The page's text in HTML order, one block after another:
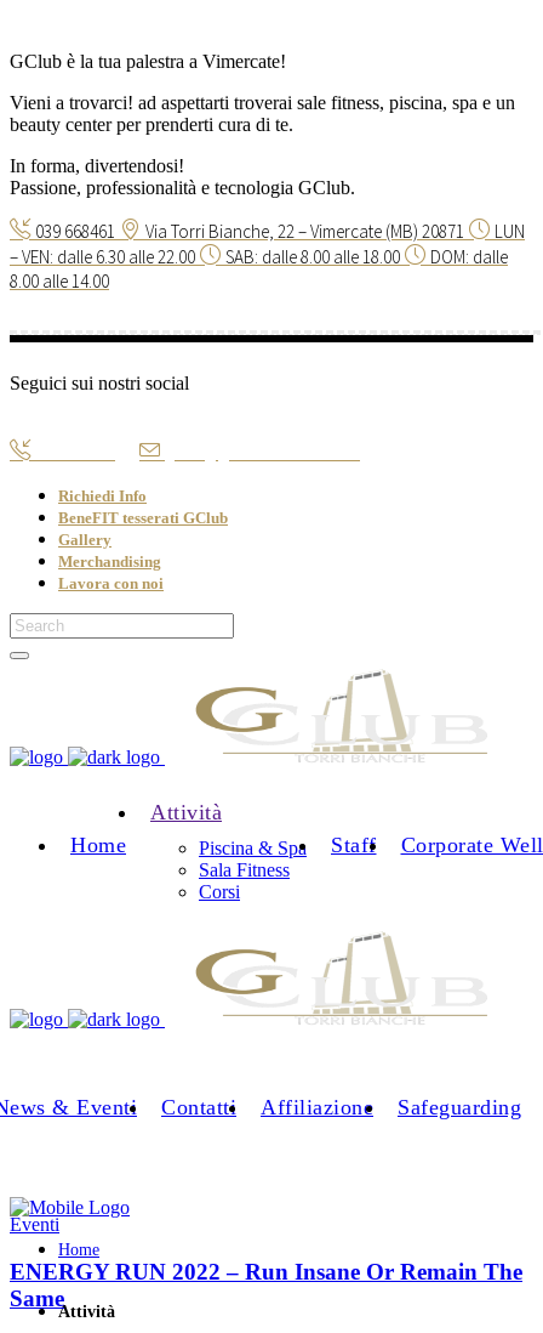
GClub è la tua palestra a Vimercate!
Vieni a trovarci! ad aspettarti troverai sale fitness, piscina, spa e un
beauty center per prenderti cura di te.
In forma, divertendosi!
Passione, professionalità e tecnologia GClub.
039 668461 Via Torri Bianche, 22 – Vimercate (MB) 20871
LUN
– VEN: dalle 6.30 alle 22.00
SAB: dalle 8.00 alle 18.00
DOM: dalle
8.00 alle 14.00
Seguici sui nostri social
Richiedi Info
BeneFIT tesserati GClub
Gallery
Merchandising
Lavora con noi
Home
Attività
Piscina & Spa
Sala Fitness
Corsi
Staff Corporate
& Eventi Contatti Affiliazione Safeguarding
Home
Attività
Eventi
ENERGY RUN 2022 – Run Insane Or Remain The
Same